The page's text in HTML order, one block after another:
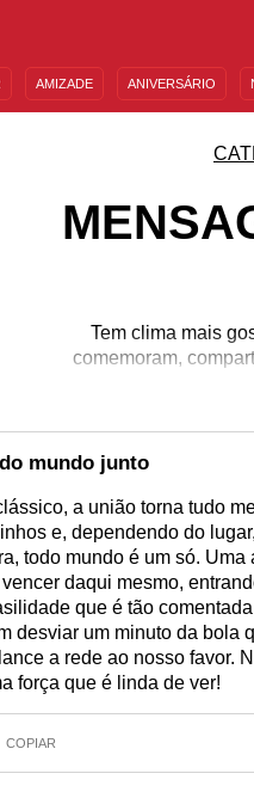
AMIZADE ANIVERSÁRIO
Tem clima mais
comemoram,
mundo junto
a união torna tudo
e, dependendo do
todo mundo é um só.
daqui mesmo,
que é tão
desviar um minuto da bola
a rede ao nosso favor.
força que é linda de ver!
COPIAR